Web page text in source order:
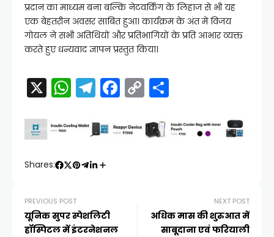
प्रदान का माध्यम बना बल्कि नेटवर्किंग के लिहाज से भी यह
एक बेहतरीन अवसर साबित हुआ। कार्यक्रम के अंत में विजय
गोयल ने सभी अतिथियों और प्रतिभागियों के प्रति आभार व्यक्त
करते हुए धन्यवाद ज्ञापन प्रस्तुत किया।
X W
h
a
A
p
T
el
e
a
F
a
c
C
o
p
y
ar
Shares:
PREVIOUS POST
यूनिक सुपर स्पेशलिटी
हॉस्पिटल में इंटरनेशनल
NEXT POST
अधिक मास की शुरुआत में
साबूदाना एवं फरियाली